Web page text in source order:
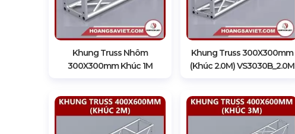
Khung Truss Nhôm
300X300mm Khúc 1M
Khung Truss 300X300mm
(Khúc 2.0M) VS3030B_2.0M